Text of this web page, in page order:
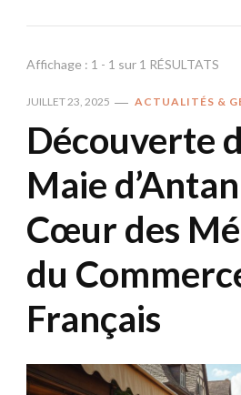
Affichage : 1 - 1 sur 1 RÉSULTATS
JUILLET 23, 2025 ACTUALITÉS &
Découverte
Maie
Cœur des
du
Français